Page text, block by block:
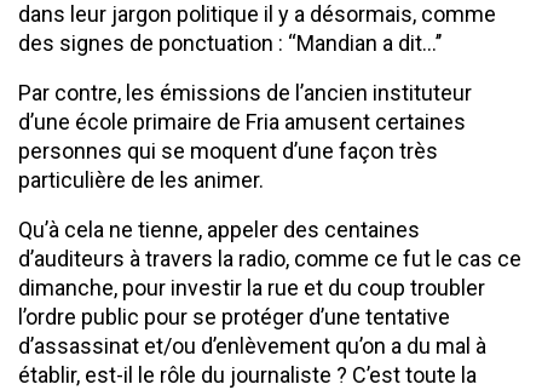
dans leur jargon politique il y a désormais, comme
des signes de ponctuation : ‘‘Mandian a dit…’’
Par contre, les émissions de l’ancien instituteur
d’une école primaire de Fria amusent certaines
personnes qui se moquent d’une façon très
particulière de les animer.
Qu’à cela ne tienne, appeler des centaines
d’auditeurs à travers la radio, comme ce fut le cas ce
dimanche, pour investir la rue et du coup troubler
l’ordre public pour se protéger d’une tentative
d’assassinat et/ou d’enlèvement qu’on a du mal à
établir, est-il le rôle du journaliste ? C’est toute la